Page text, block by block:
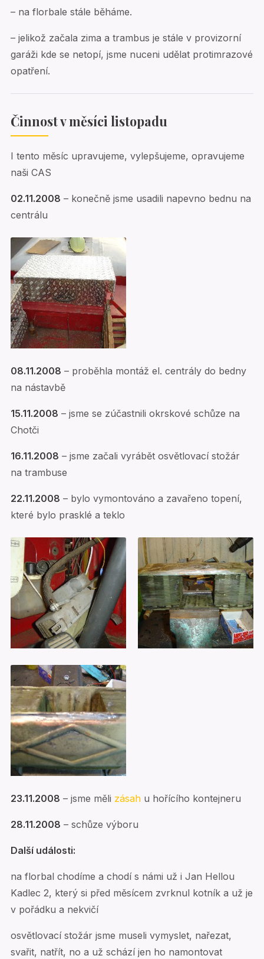
– na florbale stále běháme.
– jelikož začala zima a trambus je stále v provizorní
garáži kde se netopí, jsme nuceni udělat protimrazové
opatření.
Činnost v měsíci listopadu
I tento měsíc upravujeme, vylepšujeme, opravujeme
naši CAS
02.11.2008 – konečně jsme usadili napevno bednu na
centrálu
08.11.2008 – proběhla montáž el. centrály do bedny
na nástavbě
15.11.2008 – jsme se zúčastnili okrskové schůze na
Chotči
16.11.2008 – jsme začali vyrábět osvětlovací stožár
na trambuse
22.11.2008 – bylo vymontováno a zavařeno topení,
které bylo prasklé a teklo
23.11.2008 – jsme měli zásah u hořícího kontejneru
28.11.2008 – schůze výboru
Další události:
na florbal chodíme a chodí s námi už i Jan Hellou
Kadlec 2, který si před měsícem zvrknul kotník a už je
v pořádku a nekvičí
osvětlovací stožár jsme museli vymyslet, nařezat,
svařit, natřít, no a už schází jen ho namontovat